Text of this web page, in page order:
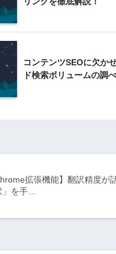
コンテンツSEOに欠か
ド検索ボリュームの調
拡張機能】翻訳精度が
」を手…